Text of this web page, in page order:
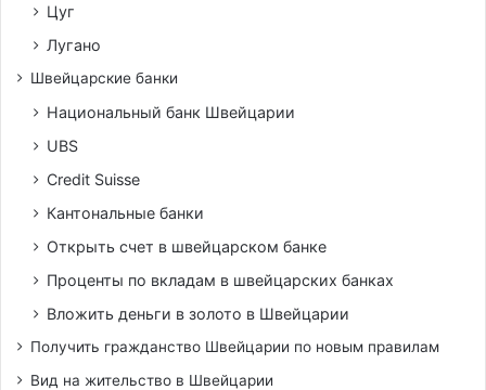
Цуг
Лугано
Швейцарские банки
Национальный банк Швейцарии
UBS
Credit Suisse
Кантональные банки
Открыть счет в швейцарском банке
Проценты по вкладам в швейцарских банках
Вложить деньги в золото в Швейцарии
Получить гражданство Швейцарии по новым правилам
Вид на жительство в Швейцарии